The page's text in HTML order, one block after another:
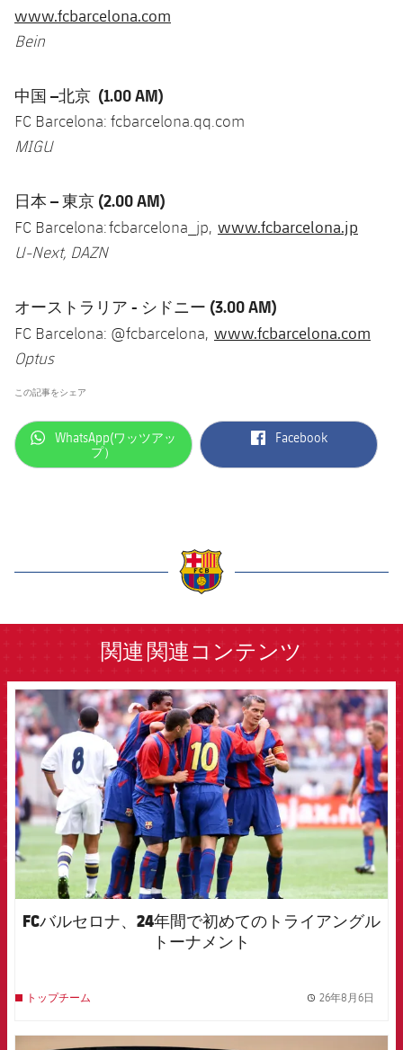
www.fcbarcelona.com
Bein
中国 –北京 (1.00 AM)
FC Barcelona: fcbarcelona.qq.com
MIGU
日本 – 東京 (2.00 AM)
FC Barcelona: fcbarcelona_jp, www.fcbarcelona.jp
U-Next, DAZN
オーストラリア - シドニー (3.00 AM)
FC Barcelona: @fcbarcelona, www.fcbarcelona.com
Optus
この記事をシェア
label.aria.whatsapp
WhatsApp(ワッツアッ
プ）
label.aria.facebook
Facebook
関連 関連コンテンツ
FCB Barcelona badge
FCバルセロナ、24年間で初めてのトライアングル
トーナメント
トップチーム 26年8月6日